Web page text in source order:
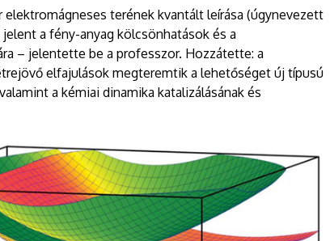
terének kvantált leírása (úgynevezett
a fény-anyag kölcsönhatások és a
– jelentette be a professzor. Hozzátette: a
elfajulások megteremtik a lehetőséget új típusú
a kémiai dinamika katalizálásának és